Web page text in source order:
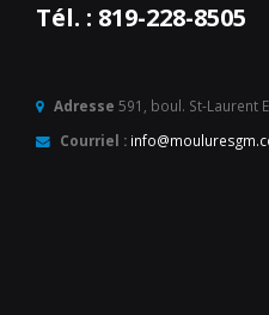
Tél. : 819-228-8505
Adresse 591, boul. St-Laurent
Courriel :